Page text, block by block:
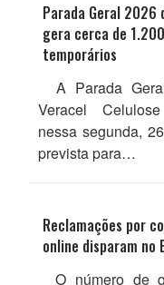
Parada Geral 2026
gera cerca de
temporários
A Parada
Veracel
nessa segunda,
prevista para…
Reclamações por
online disparam no
O número de